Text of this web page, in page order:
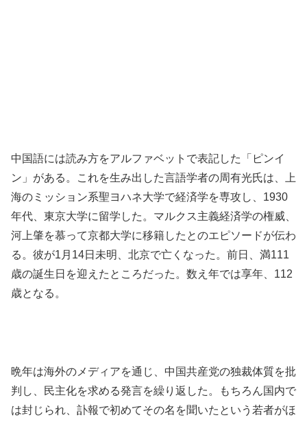
中国語には読み方をアルファベットで表記した「ピンイ
ン」がある。これを生み出した言語学者の周有光氏は、上
海のミッション系聖ヨハネ大学で経済学を専攻し、1930
年代、東京大学に留学した。マルクス主義経済学の権威、
河上肇を慕って京都大学に移籍したとのエピソードが伝わ
る。彼が1月14日未明、北京で亡くなった。前日、満111
歳の誕生日を迎えたところだった。数え年では享年、112
歳となる。
晩年は海外のメディアを通じ、中国共産党の独裁体質を批
判し、民主化を求める発言を繰り返した。もちろん国内で
は封じられ、訃報で初めてその名を聞いたという若者がほ